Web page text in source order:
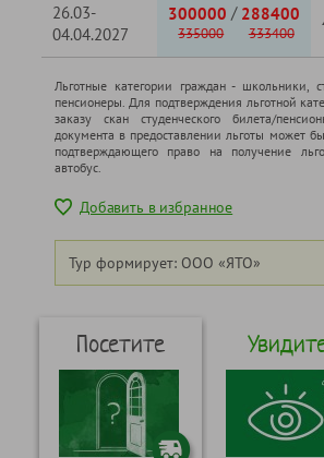
26.03-
04.04.2027
300000 / 288400
335000 333400
Льготные категории граждан - школьники,
пенсионеры. Для подтверждения льготной
заказу скан студенческого билета/
документа в предоставлении льготы может
подтверждающего право на получение
автобус.
Добавить в избранное
Тур формирует: ООО «ЯТО»
Посетите